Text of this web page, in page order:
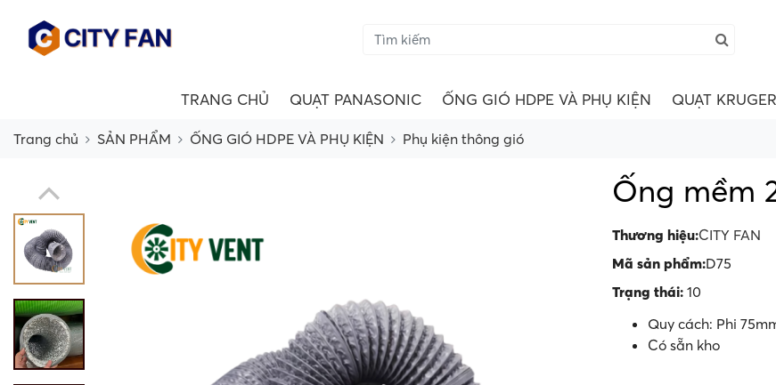
TRANG CHỦ QUẠT PANASONIC ỐNG GIÓ HDPE VÀ PHỤ KIỆN QUẠT KRUGER
Trang chủ SẢN PHẨM ỐNG GIÓ HDPE VÀ PHỤ KIỆN Phụ kiện thông gió
Ống mềm
Thương hiệu:CITY FAN
Mã sản phẩm:D75
Trạng thái: 10
Quy cách: Phi
Có sẵn kho